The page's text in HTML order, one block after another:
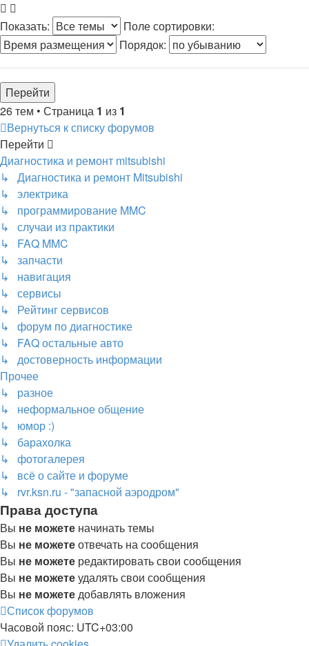
Показать:
Поле сортировки:
Порядок:
26 тем • Страница 1 из 1
Вернуться к списку форумов
Перейти
Диагностика и ремонт mitsubishi
↳ Диагностика и ремонт Mitsubishi
↳ электрика
↳ программирование MMC
↳ случаи из практики
↳ FAQ MMC
↳ запчасти
↳ навигация
↳ сервисы
↳ Рейтинг сервисов
↳ форум по диагностике
↳ FAQ остальные авто
↳ достоверность информации
Прочее
↳ разное
↳ неформальное общение
↳ юмор :)
↳ барахолка
↳ фотогалерея
↳ всё о сайте и форуме
↳ rvr.ksn.ru - "запасной аэродром"
Права доступа
Вы не можете начинать темы
Вы не можетеотвечать на сообщения
Вы не можете редактировать свои сообщения
Вы не можетеудалять свои сообщения
Вы не можетедобавлять вложения
Список форумов
Часовой пояс: UTC+03:00